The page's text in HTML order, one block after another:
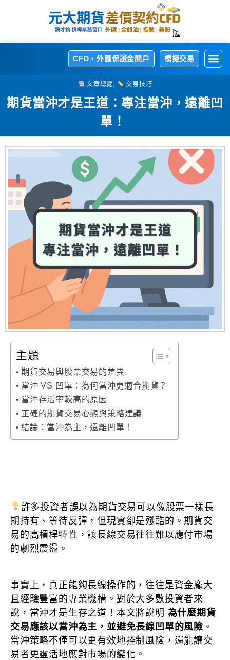
CFD・外匯保證金開戶 模擬交易
文章總覽, 交易技巧
期貨當沖才是王道：專注當沖，遠離凹
單！
主題
期貨交易與股票交易的差異
當沖 VS 凹單：為何當沖更適合期貨？
當沖存活率較高的原因
正確的期貨交易心態與策略建議
結論：當沖為主，遠離凹單！
許多投資者誤以為期貨交易可以像股票一樣長
期持有、等待反彈，但現實卻是殘酷的。期貨交
易的高槓桿特性，讓長線交易往往難以應付市場
的劇烈震盪。
事實上，真正能夠長線操作的，往往是資金龐大
且經驗豐富的專業機構。對於大多數投資者來
說，當沖才是生存之道！本文將說明 為什麼期貨
交易應該以當沖為主，並避免長線凹單的風險 。
當沖策略不僅可以更有效地控制風險，還能讓交
易者更靈活地應對市場的變化。